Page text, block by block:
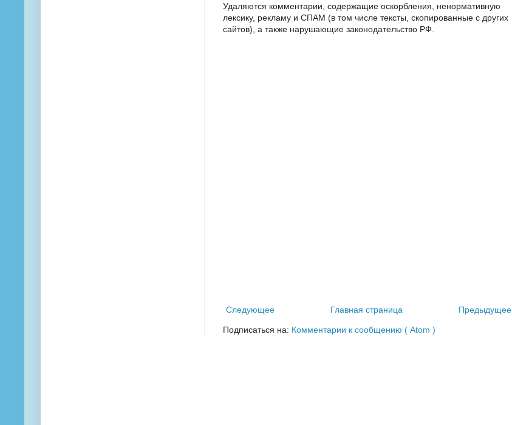
Удаляются комментарии, содержащие оскорбления, ненормативную
лексику, рекламу и СПАМ (в том числе тексты, скопированные с других
сайтов), а также нарушающие законодательство РФ.
Следующее Предыдущее
Главная страница
Подписаться на: Комментарии к сообщению ( Atom )